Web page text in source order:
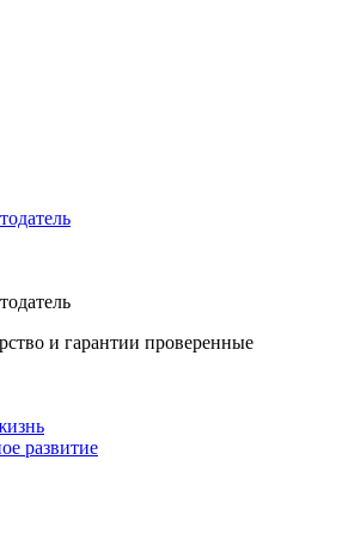
и гарантии проверенные
развитие